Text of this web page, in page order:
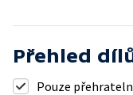
Přehled
Pouze